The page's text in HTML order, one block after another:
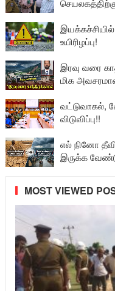
உயிரிழப்பு!
இரவு வரை
மிக
வட்டுவாகல்,
விடுவிப்பு!!
எல் நினோ
இருக்க
MOST VIEWED